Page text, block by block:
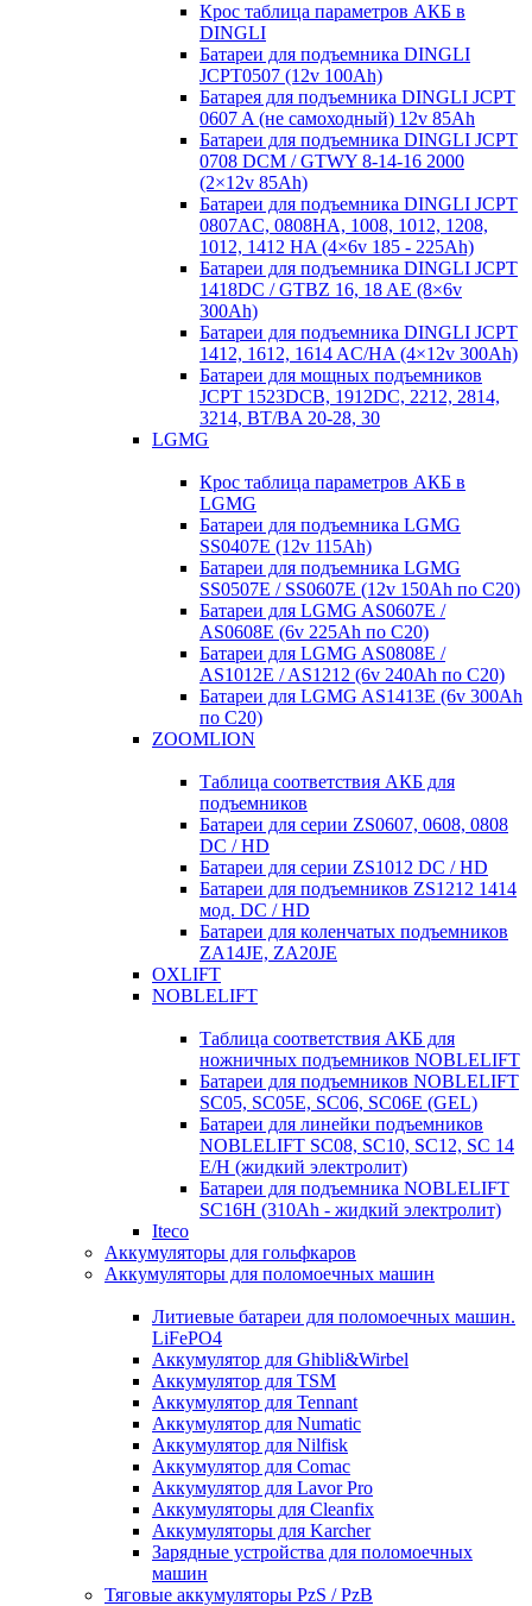
Крос таблица параметров АКБ в
DINGLI
Батареи для подъемника DINGLI
JCPT0507 (12v 100Ah)
Батарея для подъемника DINGLI JCPT
0607 A (не самоходный) 12v 85Ah
Батареи для подъемника DINGLI JCPT
0708 DCM / GTWY 8-14-16 2000
(2×12v 85Ah)
Батареи для подъемника DINGLI JCPT
0807AC, 0808HA, 1008, 1012, 1208,
1012, 1412 HA (4×6v 185 - 225Ah)
Батареи для подъемника DINGLI JCPT
1418DC / GTBZ 16, 18 AE (8×6v
300Ah)
Батареи для подъемника DINGLI JCPT
1412, 1612, 1614 AC/HA (4×12v 300Ah)
Батареи для мощных подъемников
JCPT 1523DCB, 1912DC, 2212, 2814,
3214, BT/BA 20-28, 30
LGMG
Крос таблица параметров АКБ в
LGMG
Батареи для подъемника LGMG
SS0407E (12v 115Ah)
Батареи для подъемника LGMG
SS0507E / SS0607E (12v 150Ah по С20)
Батареи для LGMG AS0607E /
AS0608E (6v 225Ah по С20)
Батареи для LGMG AS0808E /
AS1012E / AS1212 (6v 240Ah по С20)
Батареи для LGMG AS1413E (6v 300Ah
по С20)
ZOOMLION
Таблица соответствия АКБ для
подъемников
Батареи для серии ZS0607, 0608, 0808
DC / HD
Батареи для серии ZS1012 DC / HD
Батареи для подъемников ZS1212 1414
мод. DC / HD
Батареи для коленчатых подъемников
ZA14JE, ZA20JE
OXLIFT
NOBLELIFT
Таблица соответствия АКБ для
ножничных подъемников NOBLELIFT
Батареи для подъемников NOBLELIFT
SC05, SC05E, SC06, SC06E (GEL)
Батареи для линейки подъемников
NOBLELIFT SC08, SC10, SC12, SC 14
E/H (жидкий электролит)
Батареи для подъемника NOBLELIFT
SC16H (310Ah - жидкий электролит)
Iteco
Аккумуляторы для гольфкаров
Аккумуляторы для поломоечных машин
Литиевые батареи для поломоечных машин.
LiFePO4
Аккумулятор для Ghibli&Wirbel
Аккумулятор для TSM
Аккумулятор для Tennant
Аккумулятор для Numatic
Аккумулятор для Nilfisk
Аккумулятор для Comac
Аккумулятор для Lavor Pro
Аккумуляторы для Cleanfix
Аккумуляторы для Karcher
Зарядные устройства для поломоечных
машин
Тяговые аккумуляторы PzS / PzB